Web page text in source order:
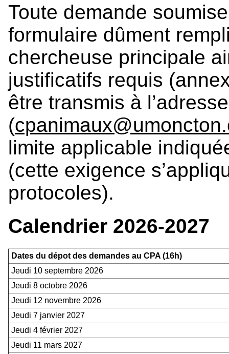
Toute demande
formulaire dûment
chercheuse principale
justificatifs requis
être transmis à
(
limite applicable
(cette exigence
protocoles).
Calendrier 2026-2027
Dates du dépot des demandes au CPA (16h)
Jeudi 10 septembre 2026
Jeudi 8 octobre 2026
Jeudi 12 novembre 2026
Jeudi 7 janvier 2027
Jeudi 4 février 2027
Jeudi 11 mars 2027